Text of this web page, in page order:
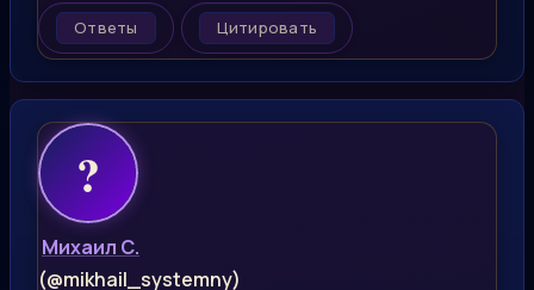
Ответы Цитировать
Михаил С.
(@mikhail_systemny)